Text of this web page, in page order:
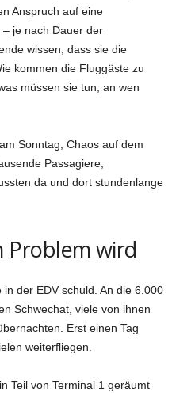
Anspruch auf eine
je nach Dauer der
wissen, dass sie die
kommen die Fluggäste zu
müssen sie tun, an wen
Sonntag, Chaos auf dem
Passagiere,
da und dort stundenlange
Problem wird
der EDV schuld. An die 6.000
Schwechat, viele von ihnen
Erst einen Tag
weiterfliegen.
Teil von Terminal 1 geräumt